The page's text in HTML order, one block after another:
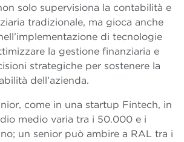
solo supervisiona la contabilità e
tradizionale, ma gioca anche
di tecnologie
la gestione finanziaria e
strategiche per sostenere la
dell’azienda.
come in una startup Fintech, in
medio varia tra i 50.000 e i
un senior può ambire a RAL tra i